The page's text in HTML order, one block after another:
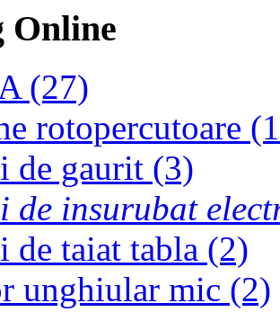
Online
(27)
rotopercutoare
de gaurit (3)
insurubat
taiat tabla (2)
unghiular mic (2)